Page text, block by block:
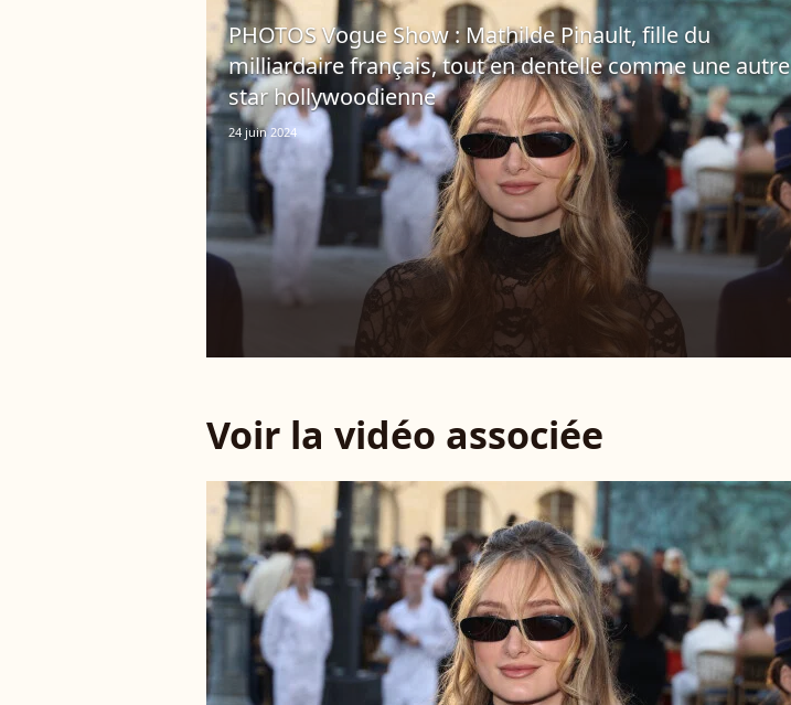
PHOTOS Vogue Show : Mathilde Pinault, fille du
milliardaire français, tout en dentelle comme une autre
star hollywoodienne
24 juin 2024
Voir la vidéo associée